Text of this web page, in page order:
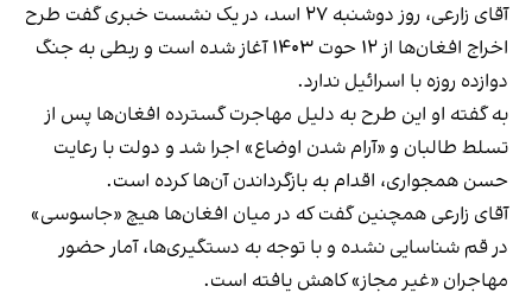
آقای زارعی، روز دوشنبه ۲۷ اسد، در یک نشست خبری گفت طرح
اخراج افغان‌ها از ۱۲ حوت ۱۴۰۳ آغاز شده است و ربطی به جنگ
دوازده روزه با اسرائیل ندارد.
به گفته او این طرح به دلیل مهاجرت گسترده افغان‌ها پس از
تسلط طالبان و «آرام شدن اوضاع» اجرا شد و دولت با رعایت
حسن همجواری، اقدام به بازگرداندن آن‌ها کرده است.
آقای زارعی همچنین گفت که در میان افغان‌ها هیچ «جاسوسی»
در قم شناسایی نشده و با توجه به دستگیری‌ها، آمار حضور
مهاجران «غیر مجاز» کاهش یافته است.